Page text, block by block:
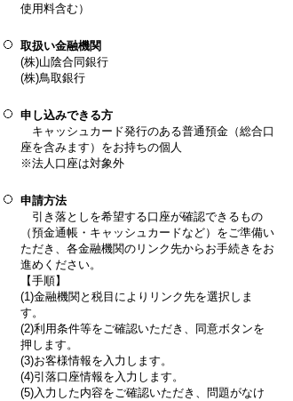
使用料含む）
取扱い金融機関
(株)山陰合同銀行
(株)鳥取銀行
申し込みできる方
キャッシュカード発行のある普通預金（総合口
座を含みます）をお持ちの個人
※法人口座は対象外
申請方法
引き落としを希望する口座が確認できるもの
（預金通帳・キャッシュカードなど）をご準備い
ただき、各金融機関のリンク先からお手続きをお
進めください。
【手順】
(1)金融機関と税目によりリンク先を選択しま
す。
(2)利用条件等をご確認いただき、同意ボタンを
押します。
(3)お客様情報を入力します。
(4)引落口座情報を入力します。
(5)入力した内容をご確認いただき、問題がなけ